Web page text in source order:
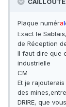
Plaque numéral
Exact le
de Réception
Il faut dire que
industrielle
CM
Et je
des
DRIRE, que